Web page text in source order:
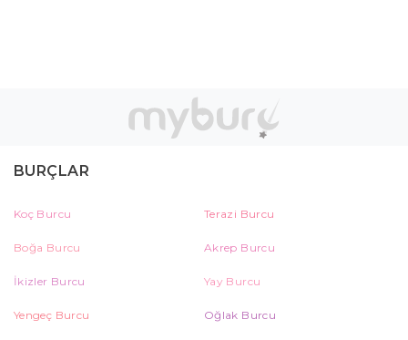
BURÇLAR
Koç Burcu Terazi Burcu
Boğa Burcu Akrep Burcu
İkizler Burcu Yay Burcu
Yengeç Burcu Oğlak Burcu